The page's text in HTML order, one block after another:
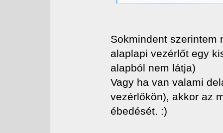
Sokmindent szerintem
alaplapi vezérlőt egy
alapból nem látja)
Vagy ha van valami
vezérlőkön), akkor az
ébedését. :)